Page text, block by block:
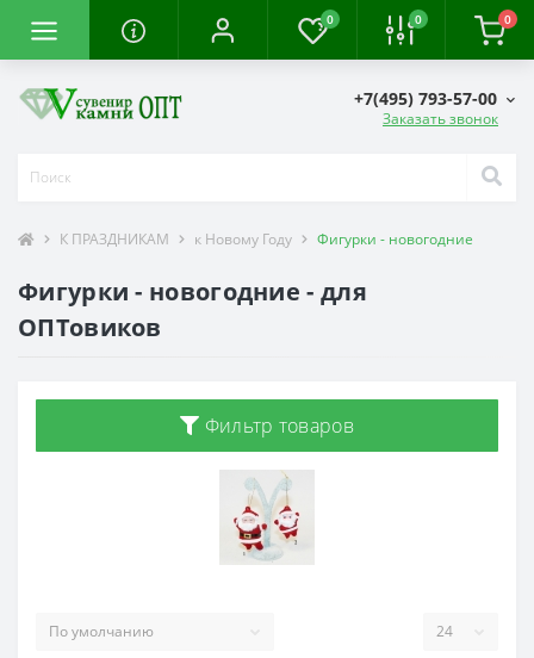
0 0 0
+7(495) 793-57-00
Заказать звонок
К ПРАЗДНИКАМ к Новому Году Фигурки - новогодние
Фигурки - новогодние - для
ОПТовиков
Фильтр товаров